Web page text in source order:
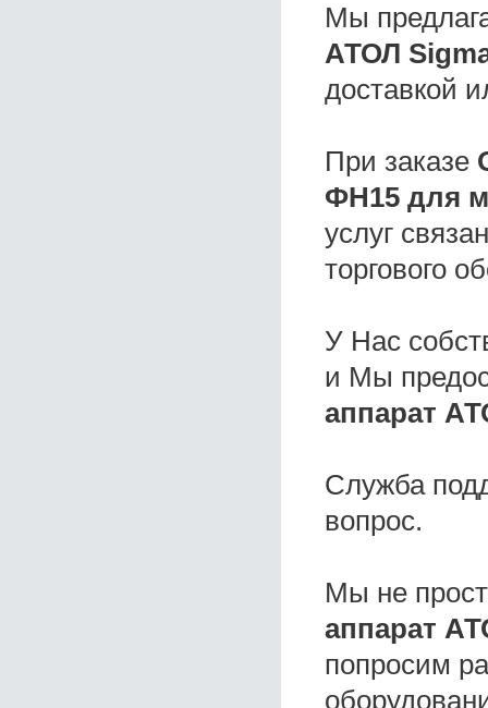
Мы
АТОЛ
доставкой
При заказе
ФН15 для
услуг
торгового
У Нас
и Мы
аппарат
Служба
вопрос.
Мы не
аппарат
попросим